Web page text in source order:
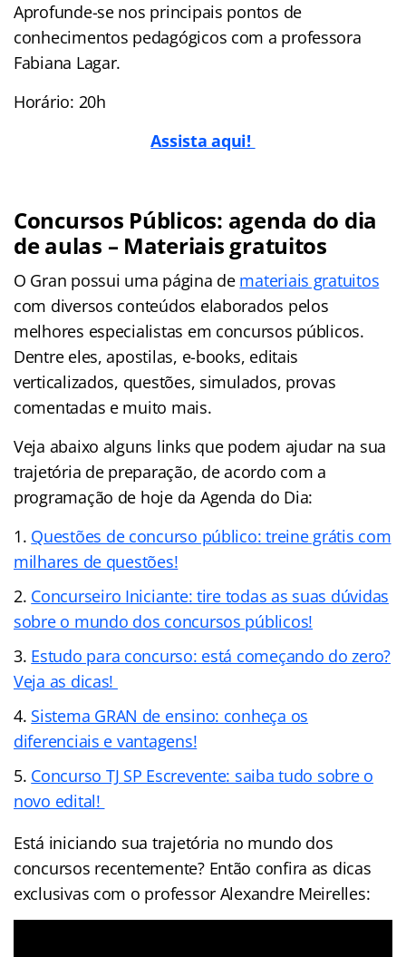
Aprofunde-se nos principais pontos de
conhecimentos pedagógicos com a professora
Fabiana Lagar.
Horário: 20h
Assista aqui!
Concursos Públicos: agenda do dia
de aulas – Materiais gratuitos
O Gran possui uma página de materiais gratuitos
com diversos conteúdos elaborados pelos
melhores especialistas em concursos públicos.
Dentre eles, apostilas, e-books, editais
verticalizados, questões, simulados, provas
comentadas e muito mais.
Veja abaixo alguns links que podem ajudar na sua
trajetória de preparação, de acordo com a
programação de hoje da Agenda do Dia:
Questões de concurso público: treine grátis com
milhares de questões!
Concurseiro Iniciante: tire todas as suas dúvidas
sobre o mundo dos concursos públicos!
Estudo para concurso: está começando do zero?
Veja as dicas!
Sistema GRAN de ensino: conheça os
diferenciais e vantagens!
Concurso TJ SP Escrevente: saiba tudo sobre o
novo edital!
Está iniciando sua trajetória no mundo dos
concursos recentemente? Então confira as dicas
exclusivas com o professor Alexandre Meirelles: